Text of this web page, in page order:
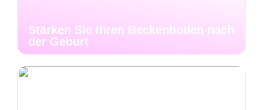
Stärken Sie Ihren Beckenboden nach
der Geburt